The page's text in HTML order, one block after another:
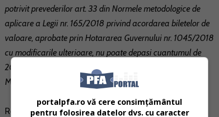
potrivit prevederilor art. 33 din Normele metodologice de
aplicare a Legii nr. 165/2018 privind acordarea biletelor de
valoare, aprobate prin Hotararea Guvernului nr. 1045/2018
cu modificarile ulterioare, nu poate depasi cuantumul de
20,17 lei
.", se precizeaza intr-un proiect al ministerului
Muncii.
Referitor la tichetele de cresa, acestea vor creste cu
portalpfa.ro vă cere consimțământul
pentru folosirea datelor dvs. cu caracter